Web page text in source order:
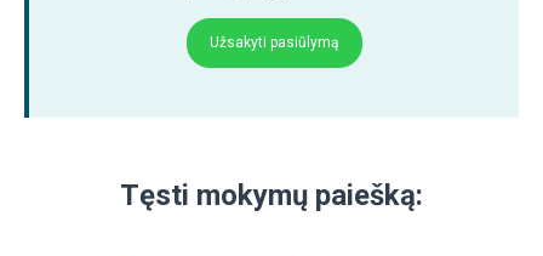
Užsakyti pasiūlymą
Tęsti mokymų paiešką: